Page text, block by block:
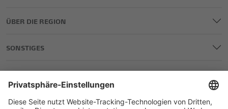
ÜBER DIE REGION
SONSTIGES